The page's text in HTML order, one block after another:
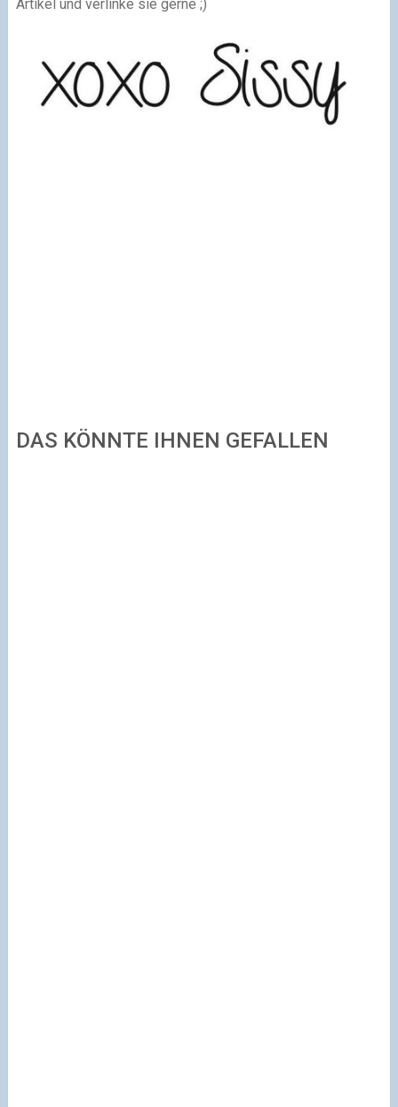
Artikel und verlinke sie gerne ;)
DAS KÖNNTE IHNEN GEFALLEN